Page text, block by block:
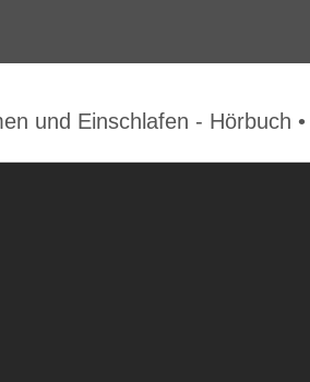
und Einschlafen - Hörbuch •